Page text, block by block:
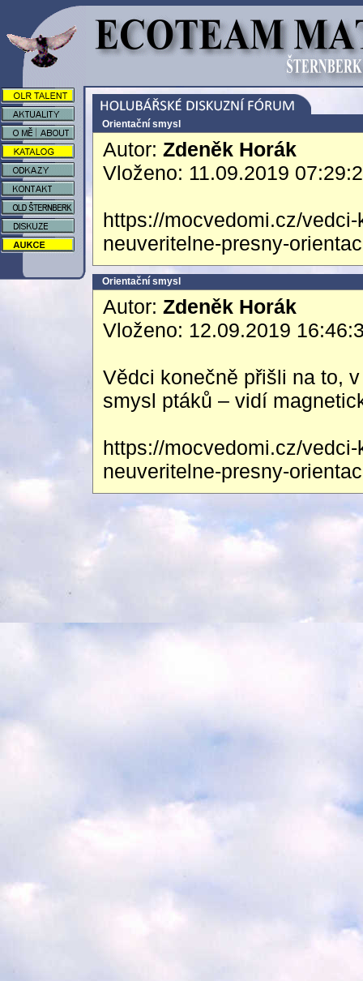
Orientační smysl
Autor: Zdeněk Horák
Vloženo: 11.09.2019
https://mocvedomi.cz/
neuveritelne-presny-
Orientační smysl
Autor: Zdeněk Horák
Vloženo: 12.09.2019
Vědci konečně přišli na to,
smysl ptáků – vidí
https://mocvedomi.cz/
neuveritelne-presny-